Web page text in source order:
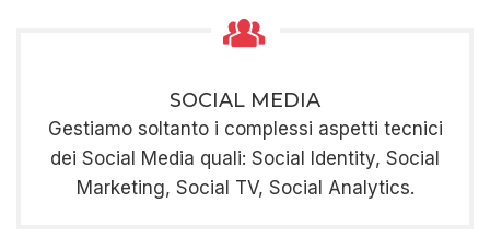
SOCIAL MEDIA
Gestiamo soltanto i complessi aspetti tecnici
dei Social Media quali: Social Identity, Social
Marketing, Social TV, Social Analytics.